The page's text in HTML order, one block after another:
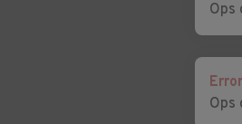
Ops
Error
Ops